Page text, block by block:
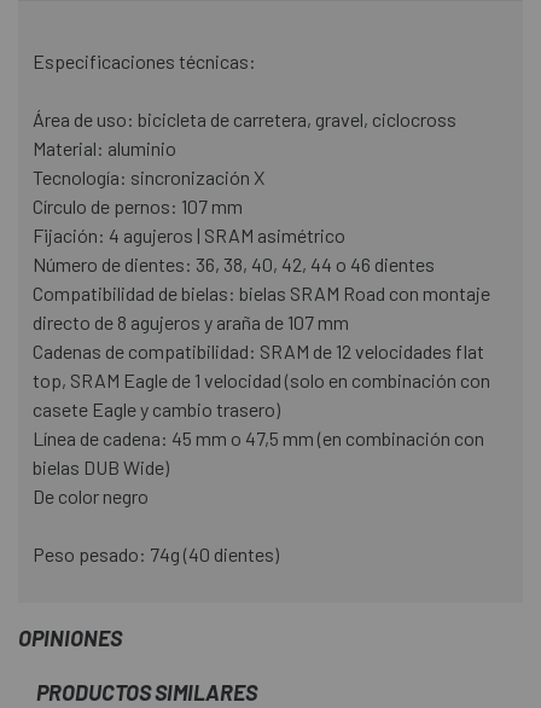
Especificaciones técnicas:
Área de uso: bicicleta de carretera, gravel, ciclocross
Material: aluminio
Tecnología: sincronización X
Círculo de pernos: 107 mm
Fijación: 4 agujeros | SRAM asimétrico
Número de dientes: 36, 38, 40, 42, 44 o 46 dientes
Compatibilidad de bielas: bielas SRAM Road con montaje
directo de 8 agujeros y araña de 107 mm
Cadenas de compatibilidad: SRAM de 12 velocidades flat
top, SRAM Eagle de 1 velocidad (solo en combinación con
casete Eagle y cambio trasero)
Línea de cadena: 45 mm o 47,5 mm (en combinación con
bielas DUB Wide)
De color negro
Peso pesado: 74g (40 dientes)
OPINIONES
PRODUCTOS SIMILARES